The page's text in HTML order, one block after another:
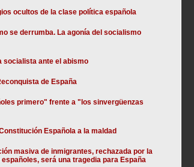
ocultos de la clase política española
se derrumba. La agonía del socialismo
socialista ante el abismo
de España
primero" frente a "los sinvergüenzas
Española a la maldad
masiva de inmigrantes, rechazada por la
será una tragedia para España